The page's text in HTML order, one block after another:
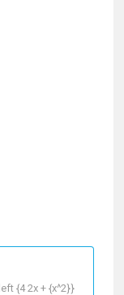
{4 2x + {x^2}}